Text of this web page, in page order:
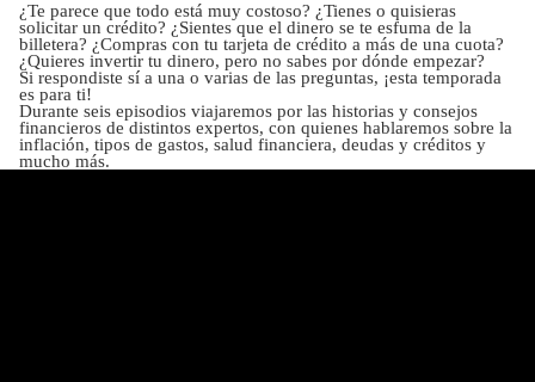
¿Te parece que todo está muy costoso? ¿Tienes o quisieras
solicitar un crédito? ¿Sientes que el dinero se te esfuma de la
billetera? ¿Compras con tu tarjeta de crédito a más de una cuota?
¿Quieres invertir tu dinero, pero no sabes por dónde empezar?
Si respondiste sí a una o varias de las preguntas, ¡esta temporada
es para ti!
Durante seis episodios viajaremos por las historias y consejos
financieros de distintos expertos, con quienes hablaremos sobre la
inflación, tipos de gastos, salud financiera, deudas y créditos y
mucho más.